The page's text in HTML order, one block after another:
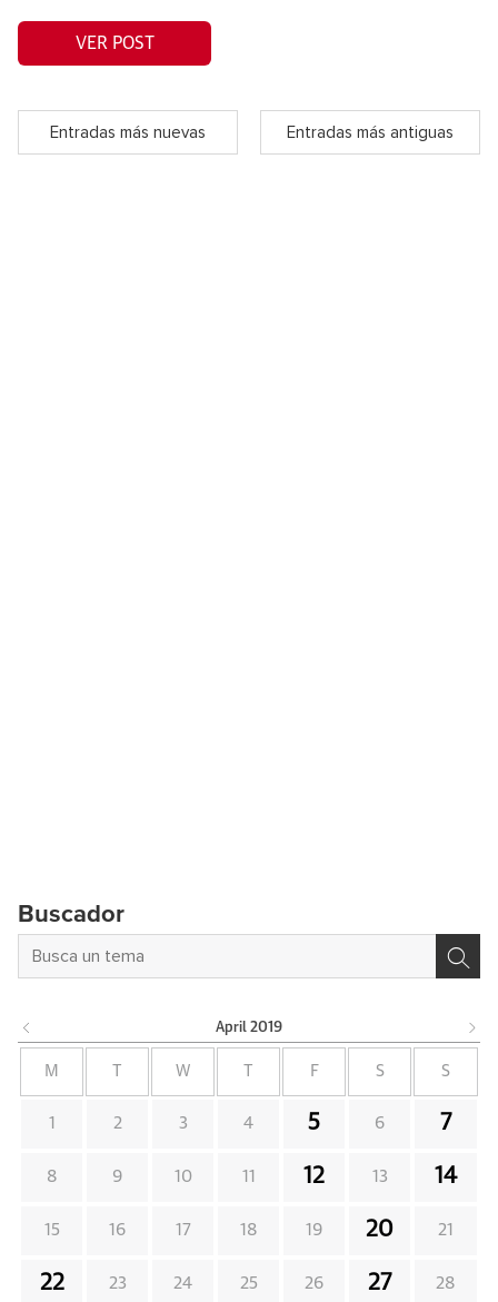
VER POST
Entradas más nuevas Entradas más antiguas
Buscador
April 2019
M W F S S
1 2 3 4 5 6 7
8 9 10 11 12 13 14
15 16 17 18 19 20 21
22 23 24 25 26 27 28